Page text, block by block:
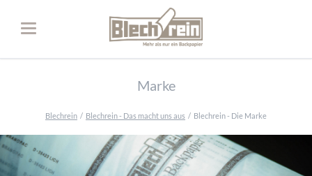
Marke
Blechrein Blechrein - Das macht uns aus Blechrein - Die Marke